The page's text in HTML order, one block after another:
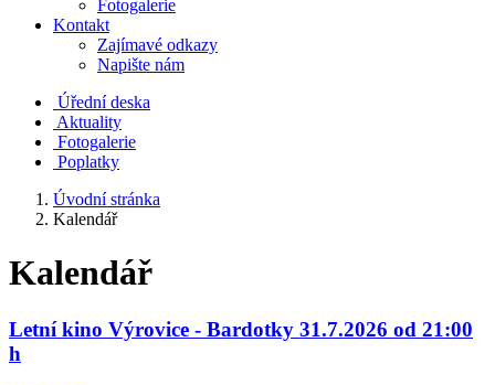
Fotogalerie
Kontakt
Zajímavé odkazy
Napište nám
Úřední deska
Aktuality
Fotogalerie
Poplatky
Úvodní stránka
Kalendář
Kalendář
Letní kino Výrovice - Bardotky 31.7.2026 od 21:00
h